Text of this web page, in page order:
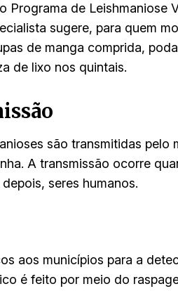
Programa de Leishmaniose
sugere, para quem
de manga comprida,
de lixo nos quintais.
são transmitidas
A transmissão ocorre
seres humanos.
aos municípios para a
é feito por meio do